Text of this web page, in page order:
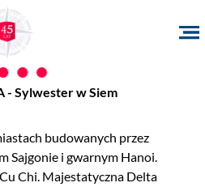
- Sylwester w Siem
budowanych przez
Sajgonie i gwarnym Hanoi.
Chi. Majestatyczna Delta